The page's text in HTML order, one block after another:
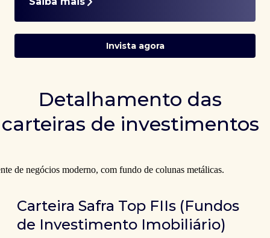
Invista agora
Detalhamento das
carteiras de investimentos
Carteira Safra Top FIIs (Fundos
de Investimento Imobiliário)